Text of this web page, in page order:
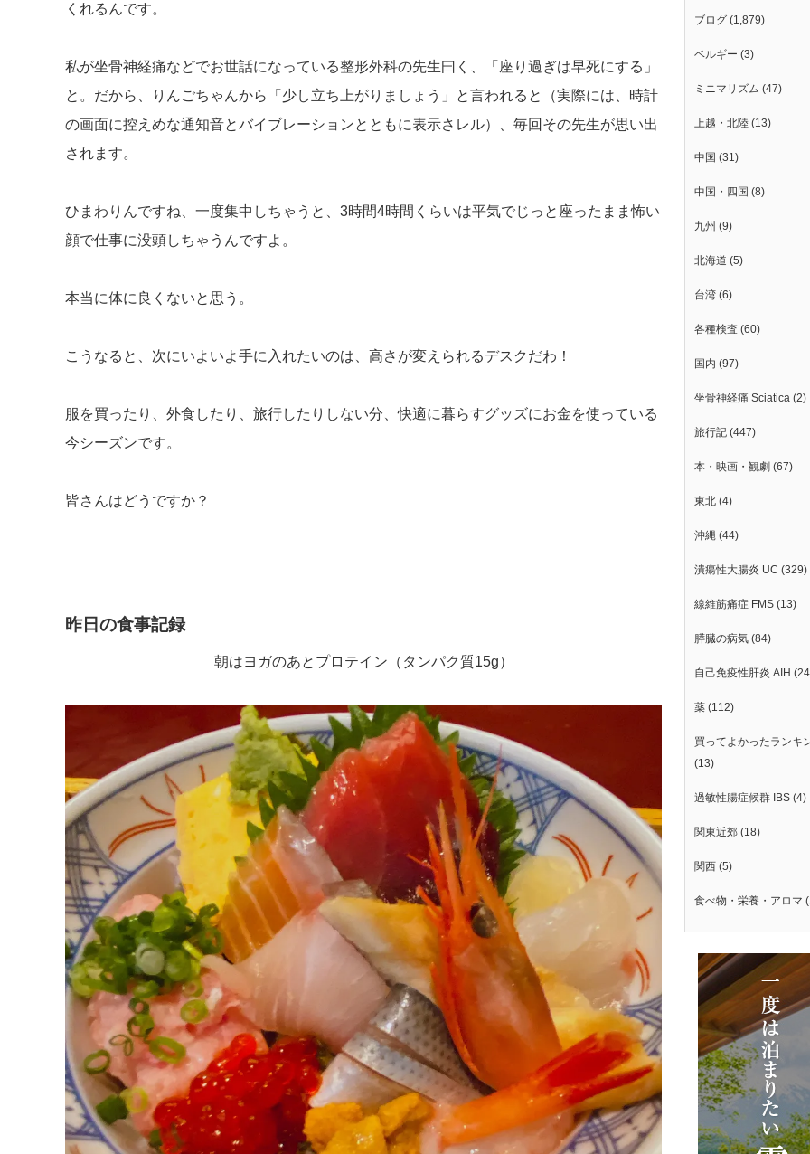
くれるんです。
私が坐骨神経痛などでお世話になっている整形外科の先生曰く、「座り過ぎは早死にする」
と。だから、りんごちゃんから「少し立ち上がりましょう」と言われると（実際には、時計
の画面に控えめな通知音とバイブレーションとともに表示さレル）、毎回その先生が思い出
されます。
ひまわりんですね、一度集中しちゃうと、3時間4時間くらいは平気でじっと座ったまま怖い
顔で仕事に没頭しちゃうんですよ。
本当に体に良くないと思う。
こうなると、次にいよいよ手に入れたいのは、高さが変えられるデスクだわ！
服を買ったり、外食したり、旅行したりしない分、快適に暮らすグッズにお金を使っている
今シーズンです。
皆さんはどうですか？
昨日の食事記録
朝はヨガのあとプロテイン（タンパク質15g）
ブログ (1,879)
ベルギー (3)
ミニマリズム (47)
上越・北陸 (13)
中国 (31)
中国・四国 (8)
九州 (9)
北海道 (5)
台湾 (6)
各種検査 (60)
国内 (97)
坐骨神経痛 Sciatica (2)
旅行記 (447)
本・映画・観劇 (67)
東北 (4)
沖縄 (44)
潰瘍性大腸炎 UC (329)
線維筋痛症 FMS (13)
膵臓の病気 (84)
自己免疫性肝炎 AIH
薬 (112)
買ってよかったランキ
(13)
過敏性腸症候群 IBS (4)
関東近郊 (18)
関西 (5)
食べ物・栄養・アロマ